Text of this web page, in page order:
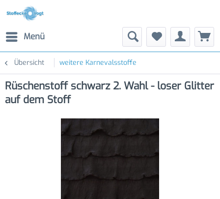
Menü
Übersicht weitere Karnevalsstoffe
Rüschenstoff schwarz 2. Wahl - loser Glitter
auf dem Stoff